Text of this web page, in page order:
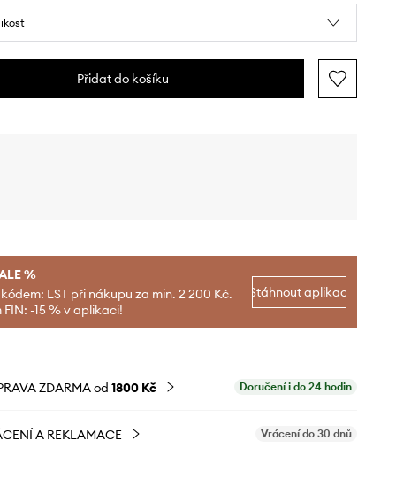
Přidat do košíku
%
LST při nákupu za min. 2 200 Kč.
FIN: -15 % v aplikaci!
Stáhnout aplikaci
ZDARMA od 1800 Kč Doručení i do 24 hodin
A REKLAMACE Vrácení do 30 dnů